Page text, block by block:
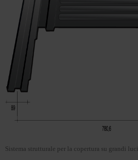
Sistema strutturale per la copertura su grandi luci.